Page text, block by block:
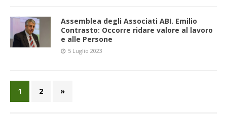
Assemblea degli Associati ABI. Emilio
Contrasto: Occorre ridare valore al lavoro
e alle Persone
5 Luglio 2023
1 2 »